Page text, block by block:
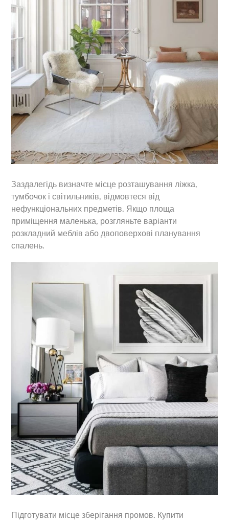
Заздалегідь визначте місце розташування ліжка,
тумбочок і світильників, відмовтеся від
нефункціональних предметів. Якщо площа
приміщення маленька, розгляньте варіанти
розкладний меблів або двоповерхові планування
спалень.
Підготувати місце зберігання промов. Купити